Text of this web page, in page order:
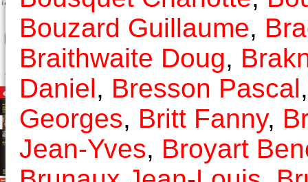
Bouzard Guillaume,
Braithwaite Doug,
Daniel, Bresson Pascal
Georges, Britt Fanny,
Jean-Yves, Broyart